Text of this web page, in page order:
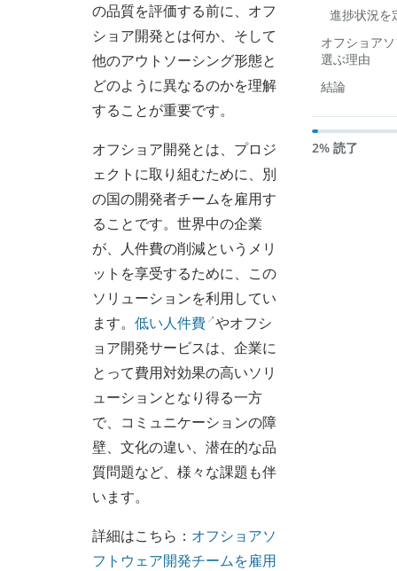
の品質を評価する前に、オフ
ショア開発とは何か、そして
他のアウトソーシング形態と
どのように異なるのかを理解
することが重要です。
オフショア開発とは、プロジ
ェクトに取り組むために、別
の国の開発者チームを雇用す
ることです。世界中の企業
が、人件費の削減というメリ
ットを享受するために、この
ソリューションを利用してい
ます。 低い人件費 やオフシ
ョア開発サービスは、企業に
とって費用対効果の高いソリ
ューションとなり得る一方
で、コミュニケーションの障
壁、文化の違い、潜在的な品
質問題など、様々な課題も伴
います。
詳細はこちら： オフショアソ
フトウェア開発チームを雇用
進捗状況を
オフショア
選ぶ理由
結論
2% 読了